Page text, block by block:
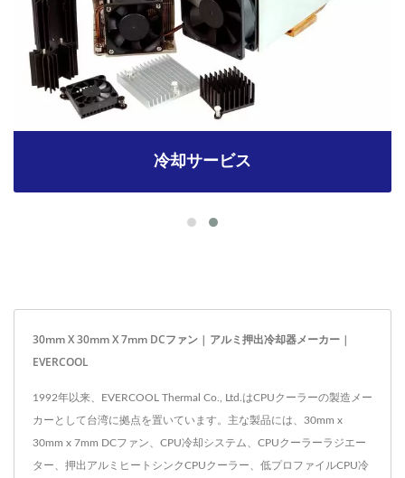
冷却サービス
30mm X 30mm X 7mm DCファン | アルミ押出冷却器メーカー |
EVERCOOL
1992年以来、EVERCOOL Thermal Co., Ltd.はCPUクーラーの製造メー
カーとして台湾に拠点を置いています。主な製品には、30mm x
30mm x 7mm DCファン、CPU冷却システム、CPUクーラーラジエー
ター、押出アルミヒートシンクCPUクーラー、低プロファイルCPU冷